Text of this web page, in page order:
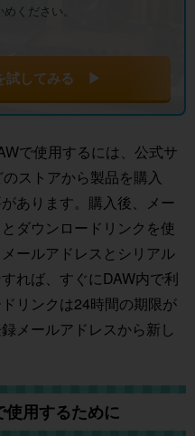
ください。
試してみる ▶
で使用するには、公式サ
ストアから製品を購入
あります。購入後、メー
ダウンロードリンクを使
ールアドレスとシリアル
れば、すぐにDAW内で利
リンクは24時間の期限が
メールアドレスから新し
用するために